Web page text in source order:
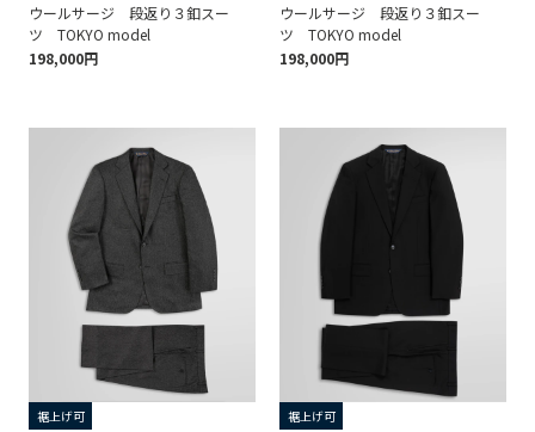
ウールサージ 段返り３釦スー
ツ TOKYO model
198,000円
ウールサージ 段返り３釦スー
ツ TOKYO model
198,000円
裾上げ可 裾上げ可